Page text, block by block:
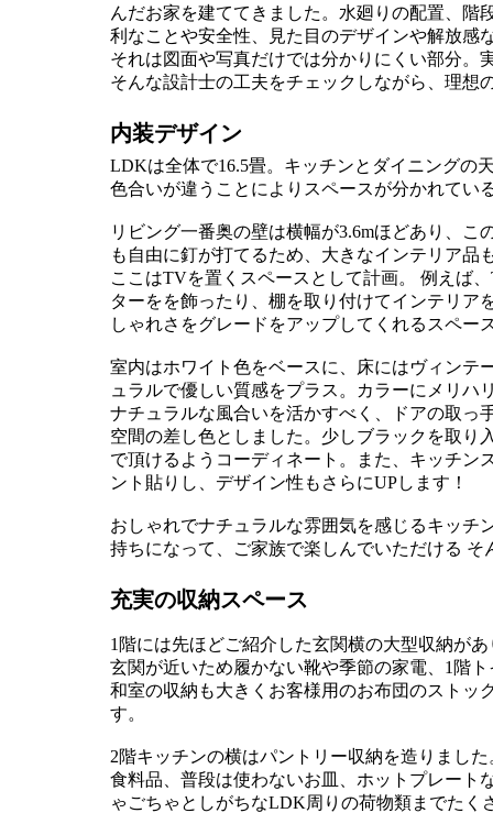
んだお家を建ててきました。水廻りの配置、階
利なことや安全性、見た目のデザインや解放感
それは図面や写真だけでは分かりにくい部分。
そんな設計士の工夫をチェックしながら、理想
内装デザイン
LDKは全体で16.5畳。キッチンとダイニングの
色合いが違うことによりスペースが分かれてい
リビング一番奥の壁は横幅が3.6mほどあり、
も自由に釘が打てるため、大きなインテリア品
ここはTVを置くスペースとして計画。 例えば
ターをを飾ったり、棚を取り付けてインテリ
しゃれさをグレードをアップしてくれるスペー
室内はホワイト色をベースに、床にはヴィンテ
ュラルで優しい質感をプラス。カラーにメリハ
ナチュラルな風合いを活かすべく、ドアの取っ
空間の差し色としました。少しブラックを取り
で頂けるようコーディネート。また、キッチン
ント貼りし、デザイン性もさらにUPします！
おしゃれでナチュラルな雰囲気を感じるキッチ
持ちになって、ご家族で楽しんでいただける
充実の収納スペース
1階には先ほどご紹介した玄関横の大型収納が
玄関が近いため履かない靴や季節の家電、1階
和室の収納も大きくお客様用のお布団のストッ
す。
2階キッチンの横はパントリー収納を造りまし
食料品、普段は使わないお皿、ホットプレート
ゃごちゃとしがちなLDK周りの荷物類までたく